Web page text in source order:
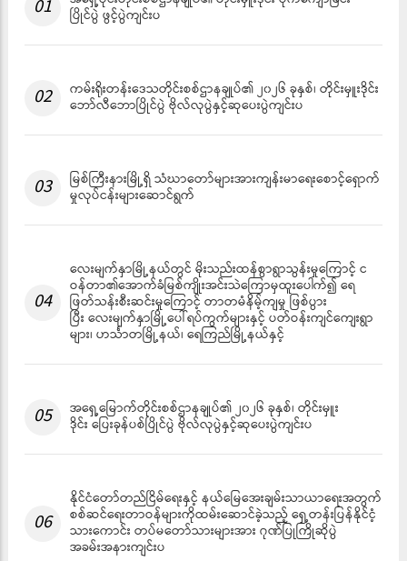
01 ပြိုင်ပွဲ ဖွင့်ပွဲကျင်းပ
02 ကမ်းရိုးတန်းဒေသတိုင်းစစ်ဌာနချုပ်၏ ၂၀၂၆ ခုနှစ်၊ တိုင်းမှူးဒိုင်း
ဘော်လီဘောပြိုင်ပွဲ ဗိုလ်လုပွဲနှင့်ဆုပေးပွဲကျင်းပ
03 မြစ်ကြီးနားမြို့ရှိ သံဃာတော်များအားကျန်းမာရေးစောင့်ရှောက်
မှုလုပ်ငန်းများဆောင်ရွက်
04
လေးမျက်နှာမြို့နယ်တွင် မိုးသည်းထန်စွာရွာသွန်းမှုကြောင့် င
ဝန်တာ၏အောက်ခံမြစ်ကျိုးအင်းသဲကြောမှထူးပေါက်၍ ရေ
ဖြတ်သန်းစီးဆင်းမှုကြောင့် တာတမံနိမ့်ကျမှု ဖြစ်ပွား
ပြီး လေးမျက်နှာမြို့ပေါ်ရပ်ကွက်များနှင့် ပတ်ဝန်းကျင်ကျေးရွာ
များ၊ ဟင်္သာတမြို့နယ်၊ ရေကြည်မြို့နယ်နှင့်
05 အရှေ့မြောက်တိုင်းစစ်ဌာနချုပ်၏ ၂၀၂၆ ခုနှစ်၊ တိုင်းမှူး
ဒိုင်း ပြေးခုန်ပစ်ပြိုင်ပွဲ ဗိုလ်လုပွဲနှင့်ဆုပေးပွဲကျင်းပ
06
နိုင်ငံတော်တည်ငြိမ်ရေးနှင့် နယ်မြေအေးချမ်းသာယာရေးအတွက်
စစ်ဆင်ရေးတာဝန်များကိုထမ်းဆောင်ခဲ့သည့် ရှေ့တန်းပြန်နိုင်ငံ့
သားကောင်း တပ်မတော်သားများအား ဂုဏ်ပြုကြိုဆိုပွဲ
အခမ်းအနားကျင်းပ